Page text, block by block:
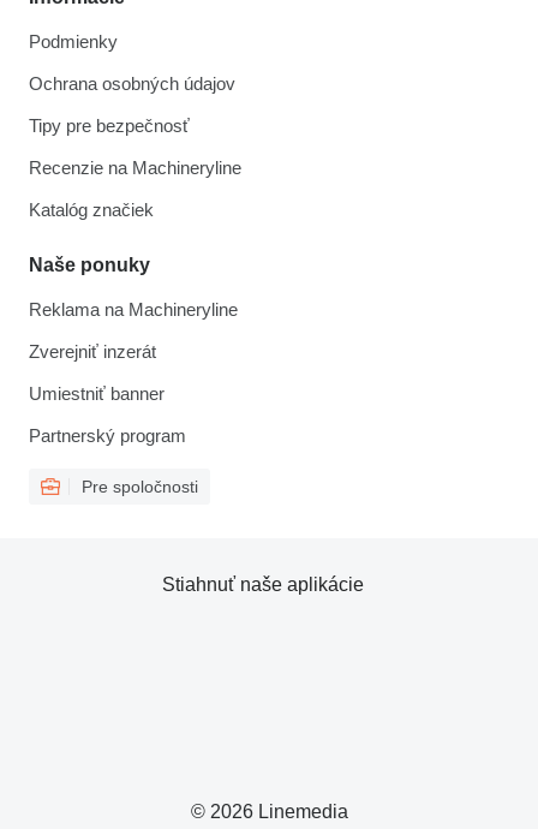
Podmienky
Ochrana osobných údajov
Tipy pre bezpečnosť
Recenzie na Machineryline
Katalóg značiek
Naše ponuky
Reklama na Machineryline
Zverejniť inzerát
Umiestniť banner
Partnerský program
Pre spoločnosti
© 2026 Linemedia
Stiahnuť naše aplikácie